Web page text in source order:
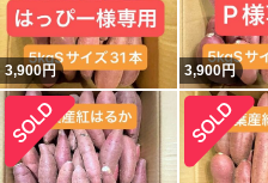
3,900円 3,900円